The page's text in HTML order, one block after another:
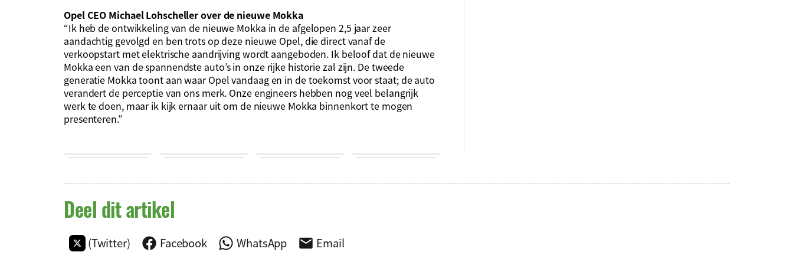
Opel CEO Michael Lohscheller over de nieuwe Mokka
“Ik heb de ontwikkeling van de nieuwe Mokka in de afgelopen 2,5 jaar zeer
aandachtig gevolgd en ben trots op deze nieuwe Opel, die direct vanaf de
verkoopstart met elektrische aandrijving wordt aangeboden. Ik beloof dat de nieuwe
Mokka een van de spannendste auto’s in onze rijke historie zal zijn. De tweede
generatie Mokka toont aan waar Opel vandaag en in de toekomst voor staat; de auto
verandert de perceptie van ons merk. Onze engineers hebben nog veel belangrijk
werk te doen, maar ik kijk ernaar uit om de nieuwe Mokka binnenkort te mogen
presenteren.”
Deel dit artikel
(Twitter) Facebook WhatsApp Email